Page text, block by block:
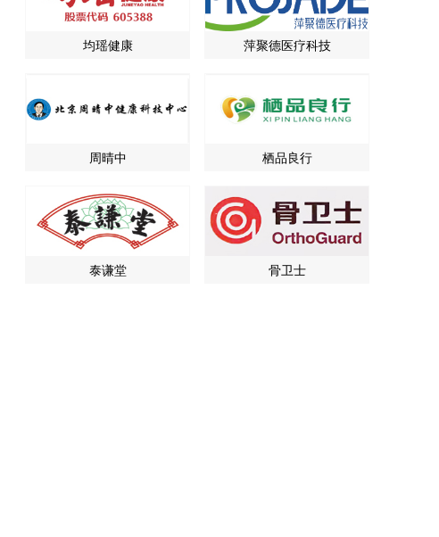
均瑶健康 萍聚德医疗科技
周晴中 栖品良行
泰谦堂 骨卫士